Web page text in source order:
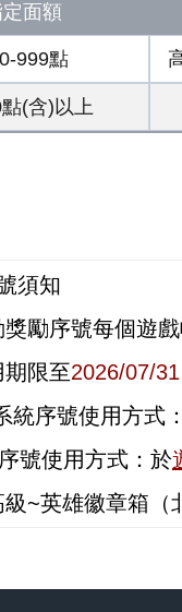
面額
999點
(含)以上
須知
勵序號每個遊戲
期限至2026/07/
統序號使用方式
號使用方式：於
級~英雄徽章箱（